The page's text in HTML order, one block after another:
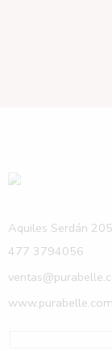
Aquiles Serdán
477 3794056